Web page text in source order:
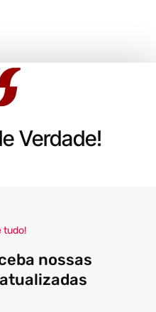
Verdade!
tudo!
nossas